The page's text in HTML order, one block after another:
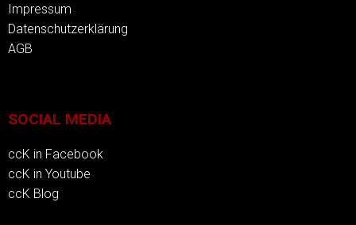
Impressum
Datenschutzerklärung
AGB
SOCIAL MEDIA
ccK in Facebook
ccK in Youtube
ccK Blog